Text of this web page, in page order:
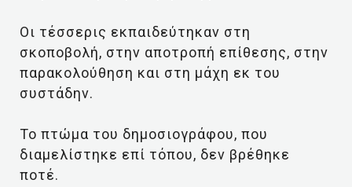
Οι τέσσερις εκπαιδεύτηκαν στη
σκοποβολή, στην αποτροπή επίθεσης, στην
παρακολούθηση και στη μάχη εκ του
συστάδην.
Το πτώμα του δημοσιογράφου, που
διαμελίστηκε επί τόπου, δεν βρέθηκε
ποτέ.